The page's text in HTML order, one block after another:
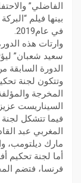
الفاضلي”
بينها فيلم
في عام2019.
وارتات هذه
سعيد شعبان”
الدورة السابقة
وتتكون لجنة
المخرجة
السيناريست
فيما تتشكل لجنة
المغربي عبد
مارك ديلتومب،
أما لجنة تحكيم
فرنسا، فتضم